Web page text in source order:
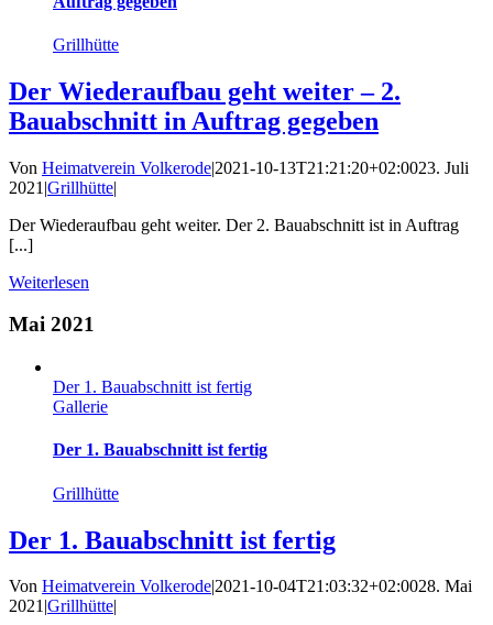
Grillhütte
Der Wiederaufbau geht weiter – 2.
Bauabschnitt in Auftrag gegeben
Von Heimatverein Volkerode|2021-10-13T21:21:20+02:0023. Juli
2021 |Grillhütte|
Der Wiederaufbau geht weiter. Der 2. Bauabschnitt ist in Auftrag
[...]
Weiterlesen
Mai 2021
Der 1. Bauabschnitt ist fertig
Gallerie
Der 1. Bauabschnitt ist fertig
Grillhütte
Der 1. Bauabschnitt ist fertig
Von Heimatverein Volkerode2021-10-04T21:03:32+02:0028. Mai
2021 Grillhütte